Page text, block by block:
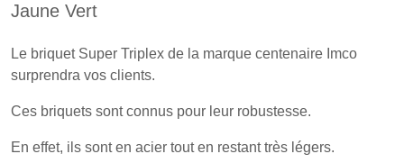
Jaune Vert
Le briquet Super Triplex de la marque centenaire Imco
surprendra vos clients.
Ces briquets sont connus pour leur robustesse.
En effet, ils sont en acier tout en restant très légers.